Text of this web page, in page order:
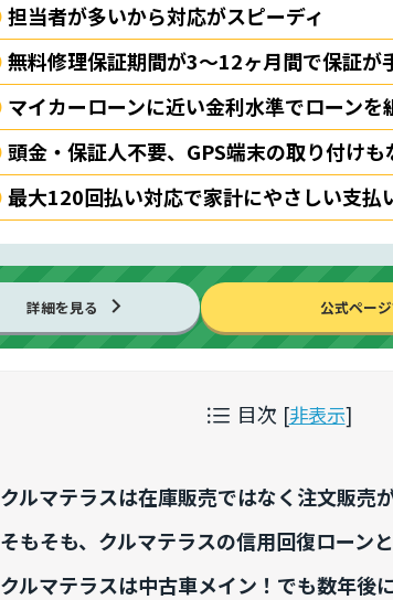
担当者が多いから対応がスピーディ
無料修理保証期間が3〜12ヶ月間で保証が
マイカーローンに近い金利水準でローンを
頭金・保証人不要、GPS端末の取り付けも
最大120回払い対応で家計にやさしい支払
詳細を見る 公式ペー
目次 [非表示]
クルマテラスは在庫販売ではなく注文販売
そもそも、クルマテラスの信用回復ローン
クルマテラスは中古車メイン！でも数年後